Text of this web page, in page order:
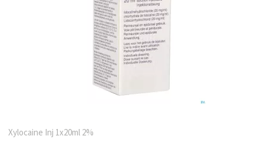
Xylocaine Inj 1x20ml 2%